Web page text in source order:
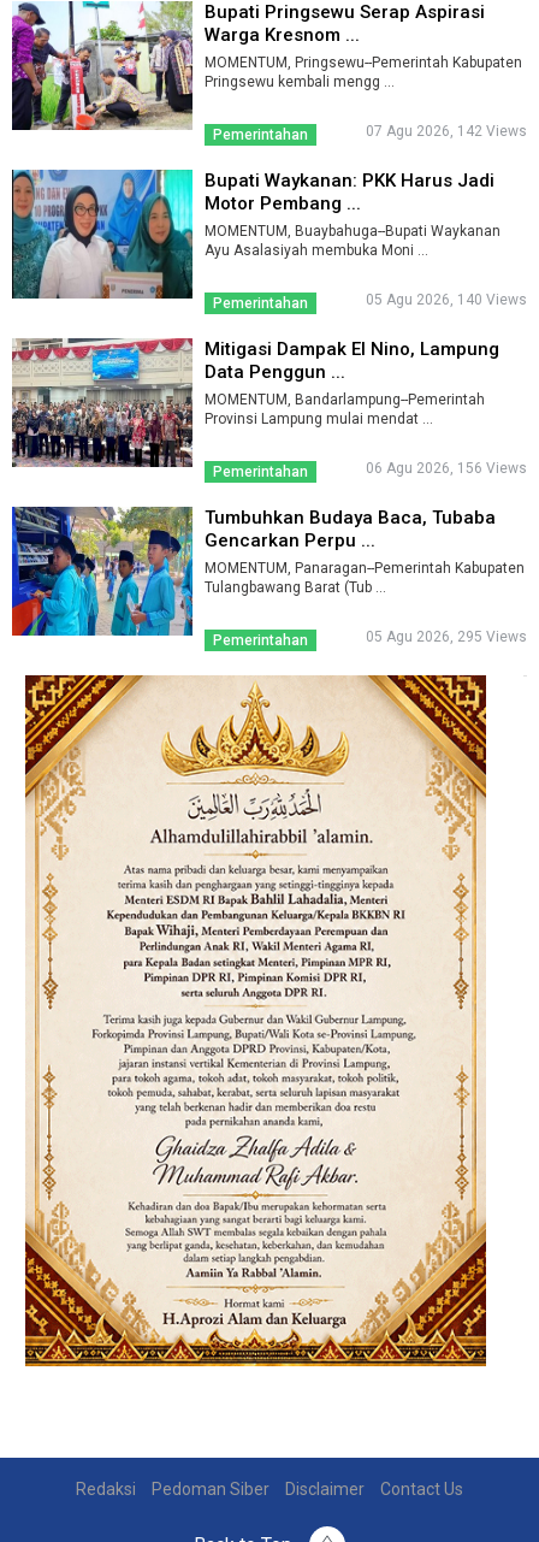
Bupati Pringsewu Serap Aspirasi
Warga Kresnom ...
MOMENTUM, Pringsewu--Pemerintah Kabupaten
Pringsewu kembali mengg ...
Pemerintahan 07 Agu 2026, 142 Views
Bupati Waykanan: PKK Harus Jadi
Motor Pembang ...
MOMENTUM, Buaybahuga--Bupati Waykanan
Ayu Asalasiyah membuka Moni ...
Pemerintahan 05 Agu 2026, 140 Views
Mitigasi Dampak El Nino, Lampung
Data Penggun ...
MOMENTUM, Bandarlampung--Pemerintah
Provinsi Lampung mulai mendat ...
Pemerintahan 06 Agu 2026, 156 Views
Tumbuhkan Budaya Baca, Tubaba
Gencarkan Perpu ...
MOMENTUM, Panaragan--Pemerintah Kabupaten
Tulangbawang Barat (Tub ...
Pemerintahan 05 Agu 2026, 295 Views
Redaksi Pedoman Siber Disclaimer Contact Us